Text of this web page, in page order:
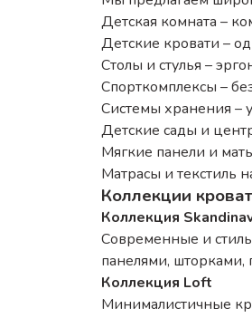
Детская комната –
Детские кровати –
Столы и стулья –
Спорткомплексы –
Системы хранения –
Детские сады и
Мягкие панели и
Матрасы и текстиль
Коллекции
Коллекция
Современные и
панелями, шторками,
Коллекция Loft
Минималистичные